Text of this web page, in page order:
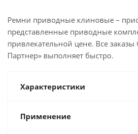
Ремни приводные клиновые –
представленные приводные
привлекательной цене. Все
Партнер» выполняет быстро.
Характеристики
Применение